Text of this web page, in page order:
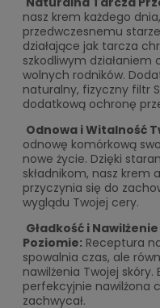
nasz krem każdego
przedwczesnemu
działające jak tarcza
szkodliwym działaniem
wolnych rodników.
naturalny, fizyczny filtr
dodatkową ochronę
Odnowa i Witalność
odnowę komórkową
nowe życie. Dzięki
składnikom, nasz
przyczynia się do
wyglądu Twojej cery.
Gładkość i
Poziomie: Receptura
spowalnia czas, ale
nawilżenia Twojej skóry.
perfekcyjnie nawilżona
zachwycał.